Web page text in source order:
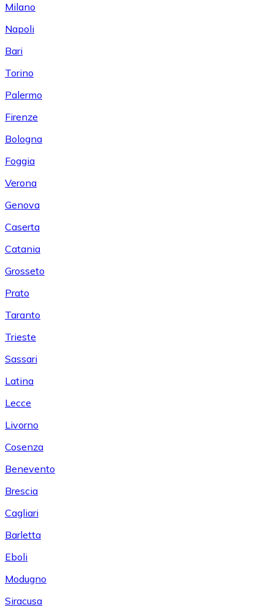
Milano
Napoli
Bari
Torino
Palermo
Firenze
Bologna
Foggia
Verona
Genova
Caserta
Catania
Grosseto
Prato
Taranto
Trieste
Sassari
Latina
Lecce
Livorno
Cosenza
Benevento
Brescia
Cagliari
Barletta
Eboli
Modugno
Siracusa